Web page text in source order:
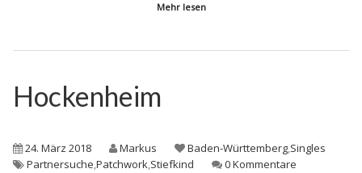
Mehr lesen
Hockenheim
24. März 2018 Markus Baden-Württemberg,Singles
Partnersuche,Patchwork,Stiefkind 0 Kommentare